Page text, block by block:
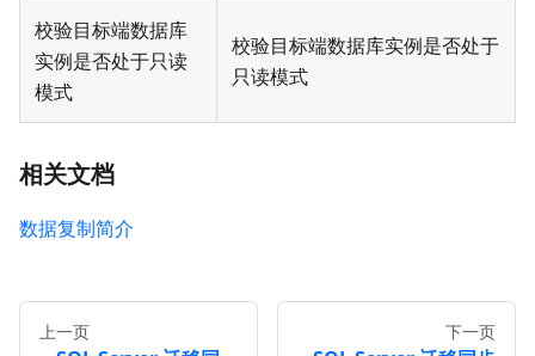
校验目标端数据库
实例是否处于只读
模式
校验目标端数据库实例是否处于
只读模式
相关文档
数据复制简介
上一页 下一页